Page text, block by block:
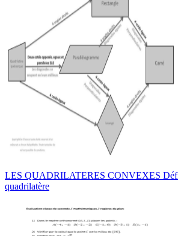
LES QUADRILATERES CONVEXES
quadrilatère